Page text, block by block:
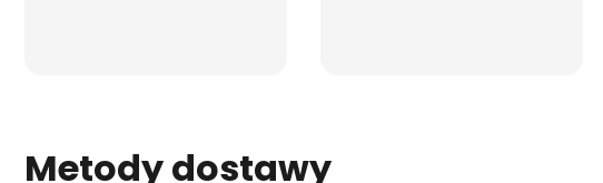
Metody dostawy